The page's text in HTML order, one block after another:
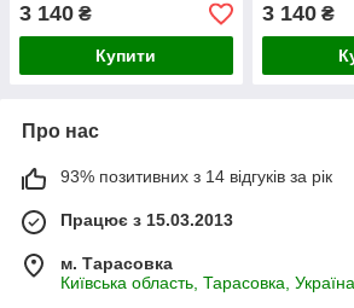
3 140 ₴
Купити
3 140₴
Про нас
93% позитивних з 14 відгуків за рік
Працює з 15.03.2013
м. Тарасовка
Київська область, Тарасовка, Україна